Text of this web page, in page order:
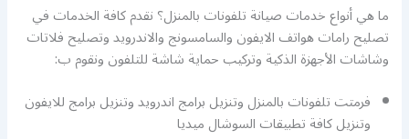
ما هي أنواع خدمات صيانة تلفونات بالمنزل؟ نقدم كافة الخدمات في
تصليح رامات هواتف الايفون والسامسونج والاندرويد وتصليح فلاتات
وشاشات الأجهزة الذكية وتركيب حماية شاشة للتلفون ونقوم ب:
فرمتت تلفونات بالمنزل وتنزيل برامج اندرويد وتنزيل برامج للايفون
وتنزيل كافة تطبيقات السوشال ميديا